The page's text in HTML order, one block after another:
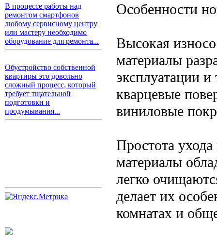
В процессе работы над
ремонтом смартфонов
любому сервисному центру
или мастеру необходимо
оборудование для ремонта...
Обустройство собственной
квартиры это довольно
сложный процесс, который
требует тщательной
подготовки и
продумывания...
Особенности
Высокая
материалы
эксплуатации
кварцевые
виниловые
Простота
материалы
легко
делает их
комнатах и